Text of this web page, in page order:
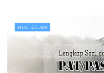
SOAL KELAS 8